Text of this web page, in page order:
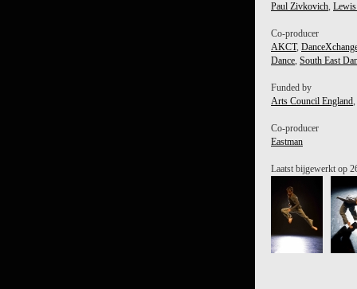
Paul Zivkovich,
Co-producer
AKCT,
Dance, South East
Funded by
Arts Council England,
Co-producer
Eastman
Laatst bijgewerkt op